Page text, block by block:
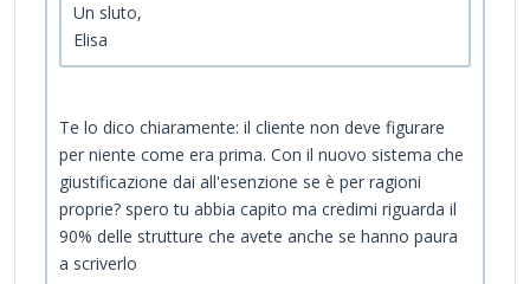
Un sluto,
Elisa
Te lo dico chiaramente: il cliente non deve figurare
per niente come era prima. Con il nuovo sistema che
giustificazione dai all'esenzione se è per ragioni
proprie? spero tu abbia capito ma credimi riguarda il
90% delle strutture che avete anche se hanno paura
a scriverlo